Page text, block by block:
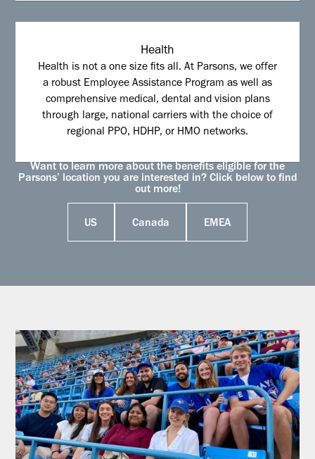
Health
Health is not a one size fits all. At Parsons, we offer
a robust Employee Assistance Program as well as
comprehensive medical, dental and vision plans
through large, national carriers with the choice of
regional PPO, HDHP, or HMO networks.
Want to learn more about the benefits eligible for the
Parsons’ location you are interested in? Click below to find
out more!
US Canada EMEA